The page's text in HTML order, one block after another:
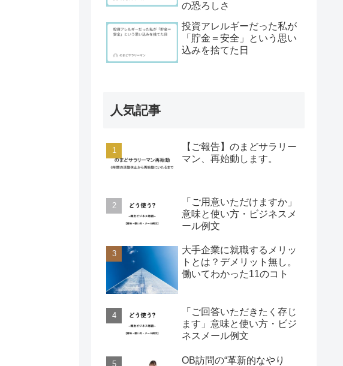
の恐ろしさ
投資アレルギーだった私が
「貯金＝安全」という思い
込みを捨てた日
人気記事
【ご報告】のまどサラリー
マン、再始動します。
「ご用意いただけますか」
意味と使い方・ビジネスメ
ール例文
大手企業に就職するメリッ
トとは？デメリット無し。
働いてわかった11のコト
「ご回答いただきたく存じ
ます」意味と使い方・ビジ
ネスメール例文
OB訪問の“革新的なやり